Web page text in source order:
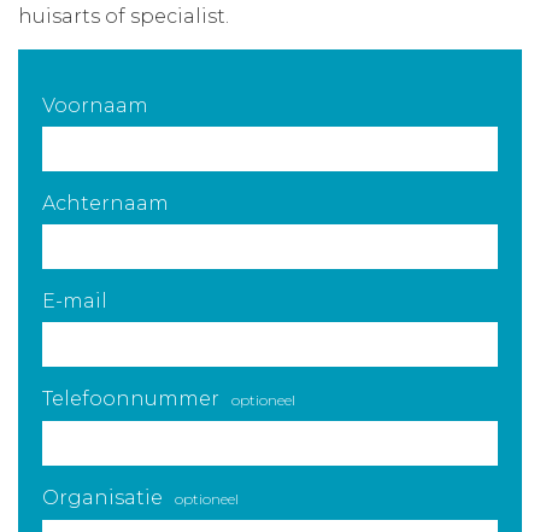
huisarts of specialist.
Voornaam
Achternaam
E-mail
Telefoonnummer optioneel
Organisatie optioneel